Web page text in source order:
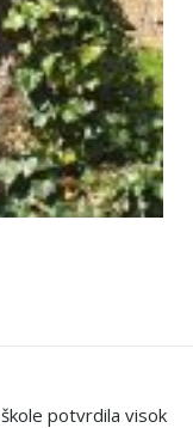
potvrdila visok